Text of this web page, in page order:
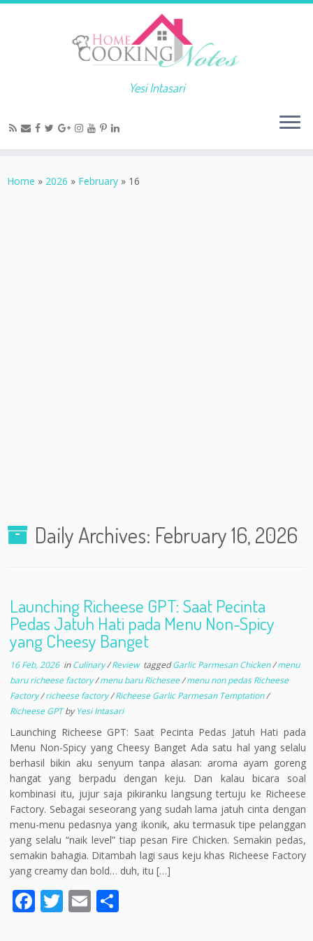
Yesi Intasari
Home » 2026 » February » 16
Daily Archives: February 16, 2026
Launching Richeese GPT: Saat Pecinta
Pedas Jatuh Hati pada Menu Non-Spicy
yang Cheesy Banget
16 Feb, 2026inCulinary/Review taggedGarlic Parmesan Chicken/menu
baru richeese factory/menu baru Richesee/menu non pedas Richeese
Factory/richeese factory/Richeese Garlic Parmesan Temptation/
Richeese GPTbyYesi Intasari
Launching Richeese GPT: Saat Pecinta Pedas Jatuh Hati pada
Menu Non-Spicy yang Cheesy Banget Ada satu hal yang selalu
berhasil bikin aku senyum tanpa alasan: aroma ayam goreng
hangat yang berpadu dengan keju. Dan kalau bicara soal
kombinasi itu, jujur saja pikiranku langsung tertuju ke Richeese
Factory. Sebagai seseorang yang sudah lama jatuh cinta dengan
menu-menu pedasnya yang ikonik, aku termasuk tipe pelanggan
yang selalu “naik level” tiap pesan Fire Chicken. Semakin pedas,
semakin bahagia. Ditambah lagi saus keju khas Richeese Factory
yang creamy dan bold… duh, itu […]
F T E